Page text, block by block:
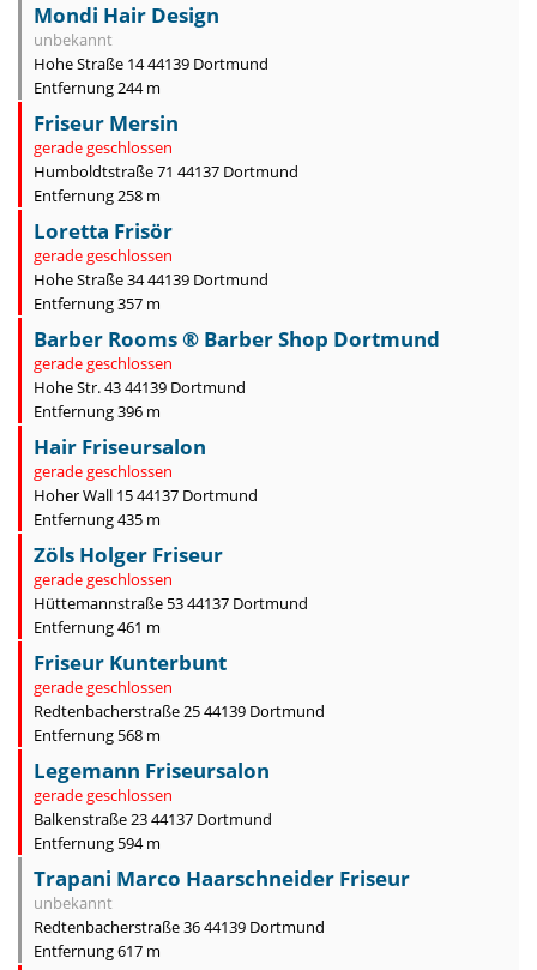
Mondi Hair Design
unbekannt
Hohe Straße 14 44139 Dortmund
Entfernung 244 m
Friseur Mersin
gerade geschlossen
Humboldtstraße 71 44137 Dortmund
Entfernung 258 m
Loretta Frisör
gerade geschlossen
Hohe Straße 34 44139 Dortmund
Entfernung 357 m
Barber Rooms ® Barber Shop Dortmund
gerade geschlossen
Hohe Str. 43 44139 Dortmund
Entfernung 396 m
Hair Friseursalon
gerade geschlossen
Hoher Wall 15 44137 Dortmund
Entfernung 435 m
Zöls Holger Friseur
gerade geschlossen
Hüttemannstraße 53 44137 Dortmund
Entfernung 461 m
Friseur Kunterbunt
gerade geschlossen
Redtenbacherstraße 25 44139 Dortmund
Entfernung 568 m
Legemann Friseursalon
gerade geschlossen
Balkenstraße 23 44137 Dortmund
Entfernung 594 m
Trapani Marco Haarschneider Friseur
unbekannt
Redtenbacherstraße 36 44139 Dortmund
Entfernung 617 m